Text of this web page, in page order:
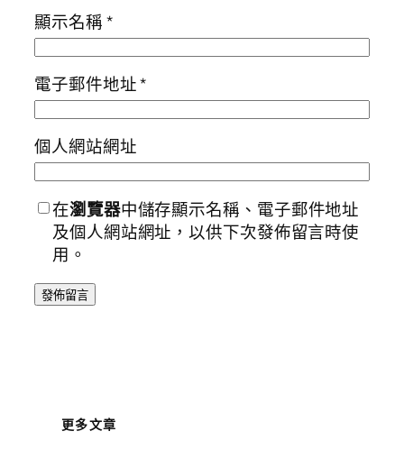
顯示名稱*
電子郵件地址*
個人網站網址
在瀏覽器中儲存顯示名稱、電子郵件地址
及個人網站網址，以供下次發佈留言時使
用。
更多文章